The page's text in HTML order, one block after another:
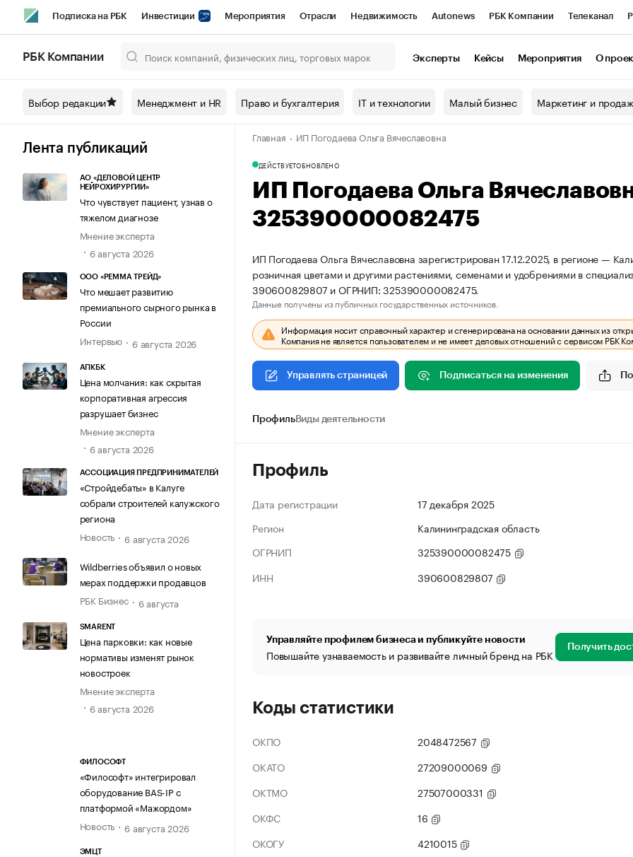
Подписка на РБК Инвестиции Мероприятия Отрасли Недвижимость Autonews РБК Компании Телеканал
Спецпроекты СПб Конференции СПб Спецпроекты Проверка контрагентов
Технологии и медиа Рынок наличной валюты
РБК Компании Эксперты Кейсы Мероприятия О
Выбор редакции Менеджмент и HR Право и бухгалтерия IT и технологии Малый бизнес Маркетинг и
Лента публикаций
АО «ДЕЛОВОЙ ЦЕНТР
НЕЙРОХИРУРГИИ»
Что чувствует пациент, узнав о
тяжелом диагнозе
Мнение эксперта
6 августа 2026
ООО «РЕММА ТРЕЙД»
Что мешает развитию
премиального сырного рынка в
России
Интервью
6 августа 2026
АПКБК
Цена молчания: как скрытая
корпоративная агрессия
разрушает бизнес
Мнение эксперта
6 августа 2026
АССОЦИАЦИЯ ПРЕДПРИНИМАТЕЛЕЙ
«Стройдебаты» в Калуге
собрали строителей калужского
региона
Новость
6 августа 2026
Wildberries объявил о новых
мерах поддержки продавцов
РБК Бизнес
6 августа
SMARENT
Цена парковки: как новые
нормативы изменят рынок
новостроек
Мнение эксперта
6 августа 2026
ФИЛОСОФТ
«Философт» интегрировал
оборудование BAS-IP с
платформой «Мажордом»
Новость
6 августа 2026
ЭМЦТ
Главная ИП Погодаева Ольга Вячеславовна
ДЕЙСТВУЕТОБНОВЛЕНО
ИП Погодаева Ольга
325390000082475
ИП Погодаева Ольга Вячеславовна зарегистрирован 17.12.2025, в регионе —
розничная цветами и другими растениями, семенами и удобрениями в
390600829807 и ОГРНИП: 325390000082475.
Данные получены из публичных государственных источников.
Информация носит справочный характер и сгенерирована на основании данных из
Компания не является пользователем и не имеет деловых отношений с сервисом РБК
Управлять страницей Подписаться на изменения
ПрофильВиды деятельности
Профиль
Дата регистрации
17 декабря 2025
Регион
Калининградская область
ОГРНИП
325390000082475
ИНН
390600829807
Управляйте профилем бизнеса и публикуйте новости
Повышайте узнаваемость и развивайте личный бренд на РБК Получить
Коды статистики
ОКПО
2048472567
ОКАТО
27209000069
ОКТМО
27507000331
ОКФС
16
ОКОГУ
4210015